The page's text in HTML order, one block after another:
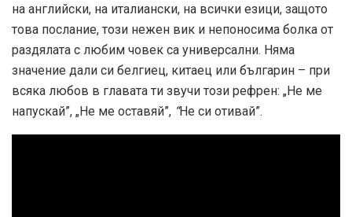
на английски, на италиански, на всички езици, защото
това послание, този нежен вик и непоносима болка от
раздялата с любим човек са универсални. Няма
значение дали си белгиец, китаец или българин – при
всяка любов в главата ти звучи този рефрен: „Не ме
напускай”, „Не ме оставяй”, “Не си отивай”.